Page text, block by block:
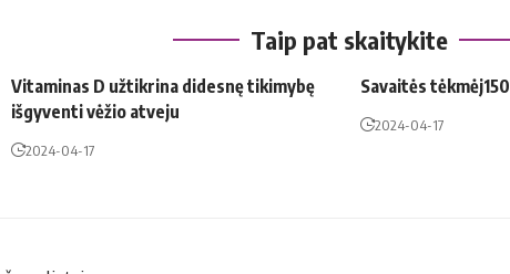
Taip pat skaitykite
Vitaminas D užtikrina didesnę tikimybę
išgyventi vėžio atveju
2024-04-17
Savaitės tėkmėj150
2024-04-17